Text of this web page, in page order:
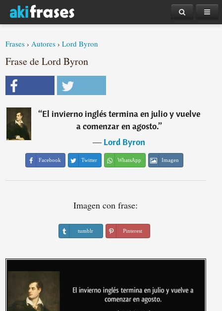
Frases ›Autores ›Lord Byron
Frase de Lord Byron
“El invierno inglés termina en julio y vuelve
a comenzar en agosto.”
―Lord Byron
Facebook Twitter WhatsApp Imagen
Imagen con frase:
tumblr Pinterest